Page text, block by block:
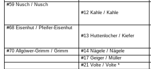
#59 Nusch / Nusch
#12 Kahle / Kahle
#68 Eisenhut / Pfeifer-Eisenhut
#13 Huttenlocher / Kiefer
#70 Allgöwer-Grimm / Grimm #14 Nägele / Nägele
#17 Geiger / Müller
#21 Volte / Volte *